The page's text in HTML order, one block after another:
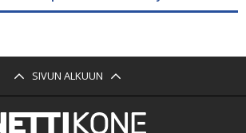
SIVUN ALKUUN